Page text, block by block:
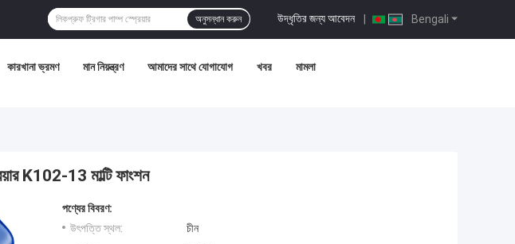
Bengali
উদ্ধৃতির জন্য আবেদন |
অনুসন্ধান করুন
কারখানা ভ্রমণ মান নিয়ন্ত্রণ আমাদের সাথে যোগাযোগ খবর মামলা
K102-13 মাল্টি ফাংশন
পণ্যের বিবরণ:
উৎপত্তি স্থল:
চীন